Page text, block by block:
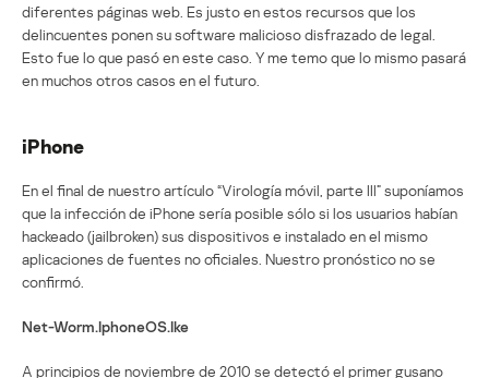
diferentes páginas web. Es justo en estos recursos que los
delincuentes ponen su software malicioso disfrazado de legal.
Esto fue lo que pasó en este caso. Y me temo que lo mismo pasará
en muchos otros casos en el futuro.
iPhone
En el final de nuestro artículo “Virología móvil, parte III” suponíamos
que la infección de iPhone sería posible sólo si los usuarios habían
hackeado (jailbroken) sus dispositivos e instalado en el mismo
aplicaciones de fuentes no oficiales. Nuestro pronóstico no se
confirmó.
Net-Worm.IphoneOS.Ike
A principios de noviembre de 2010 se detectó el primer gusano